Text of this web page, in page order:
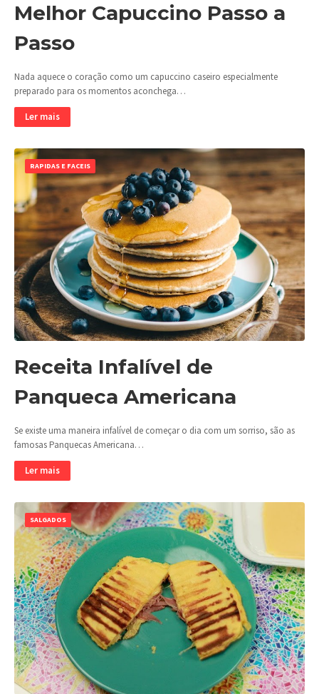
Melhor Capuccino Passo a
Passo
Nada aquece o coração como um capuccino caseiro especialmente
preparado para os momentos aconchega…
Ler mais
RAPIDAS E FACEIS
Receita Infalível de
Panqueca Americana
Se existe uma maneira infalível de começar o dia com um sorriso, são as
famosas Panquecas Americana…
Ler mais
SALGADOS